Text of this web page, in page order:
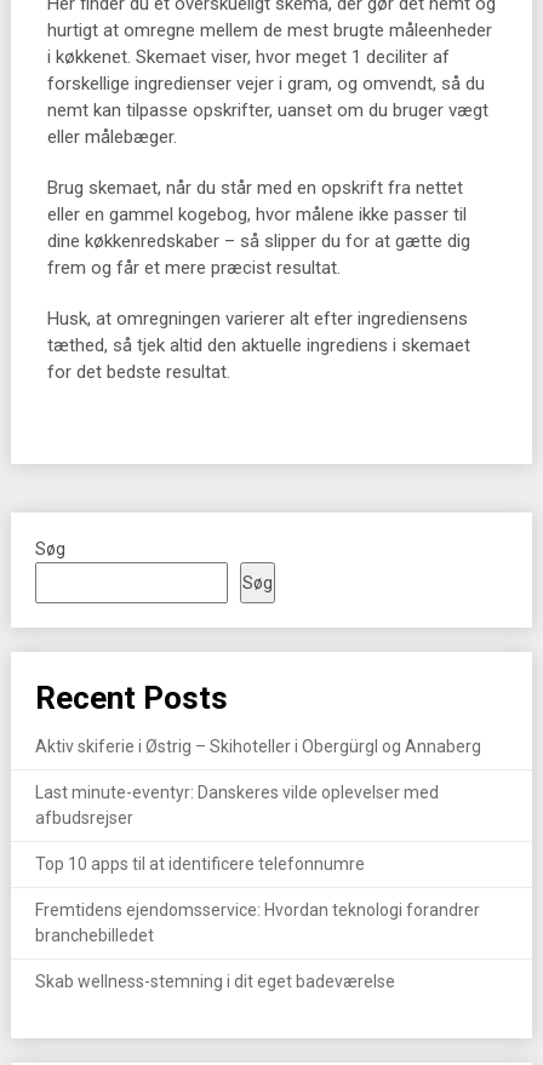
hurtigt at omregne mellem de mest brugte måleenheder
i køkkenet. Skemaet viser, hvor meget 1 deciliter af
forskellige ingredienser vejer i gram, og omvendt, så du
nemt kan tilpasse opskrifter, uanset om du bruger vægt
eller målebæger.
Brug skemaet, når du står med en opskrift fra nettet
eller en gammel kogebog, hvor målene ikke passer til
dine køkkenredskaber – så slipper du for at gætte dig
frem og får et mere præcist resultat.
Husk, at omregningen varierer alt efter ingrediensens
tæthed, så tjek altid den aktuelle ingrediens i skemaet
for det bedste resultat.
Søg
Søg
Recent Posts
Aktiv skiferie i Østrig – Skihoteller i Obergürgl og Annaberg
Last minute-eventyr: Danskeres vilde oplevelser med
afbudsrejser
Top 10 apps til at identificere telefonnumre
Fremtidens ejendomsservice: Hvordan teknologi forandrer
branchebilledet
Skab wellness-stemning i dit eget badeværelse